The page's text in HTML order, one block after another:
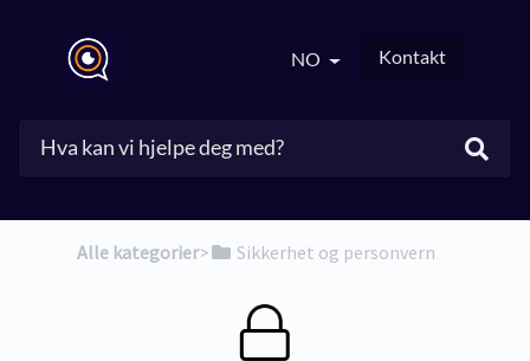
NO Kontakt
Alle kategorier​>​ ​Sikkerhet og personvern